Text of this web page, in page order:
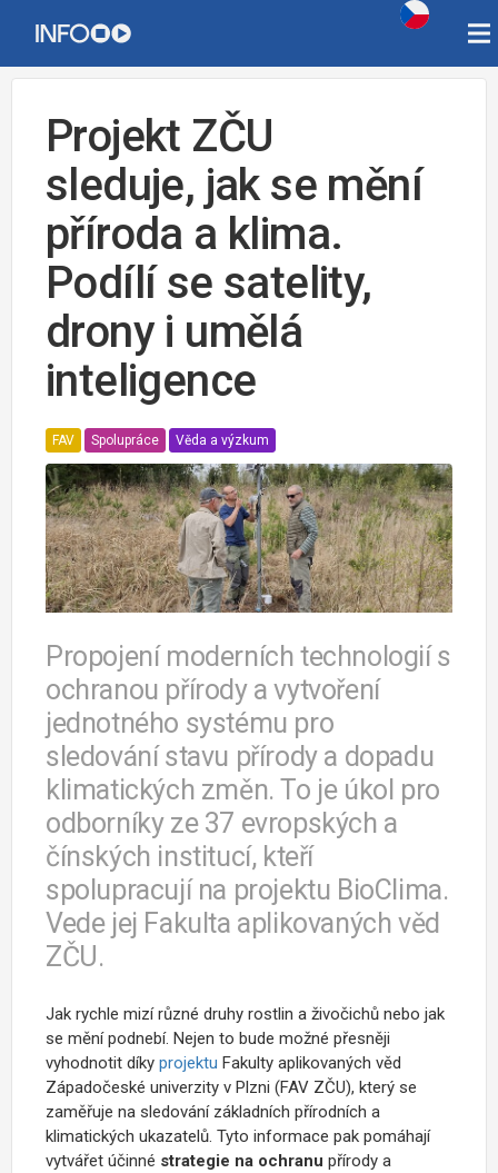
Projekt ZČU
sleduje, jak se mění
příroda a klima.
Podílí se satelity,
drony i umělá
inteligence
FAV Spolupráce Věda a výzkum
Propojení moderních technologií s
ochranou přírody a vytvoření
jednotného systému pro
sledování stavu přírody a dopadu
klimatických změn. To je úkol pro
odborníky ze 37 evropských a
čínských institucí, kteří
spolupracují na projektu BioClima.
Vede jej Fakulta aplikovaných věd
ZČU.
Jak rychle mizí různé druhy rostlin a živočichů nebo jak
se mění podnebí. Nejen to bude možné přesněji
vyhodnotit díky projektu Fakulty aplikovaných věd
Západočeské univerzity v Plzni (FAV ZČU), který se
zaměřuje na sledování základních přírodních a
klimatických ukazatelů. Tyto informace pak pomáhají
vytvářet účinné strategie na ochranu přírody a